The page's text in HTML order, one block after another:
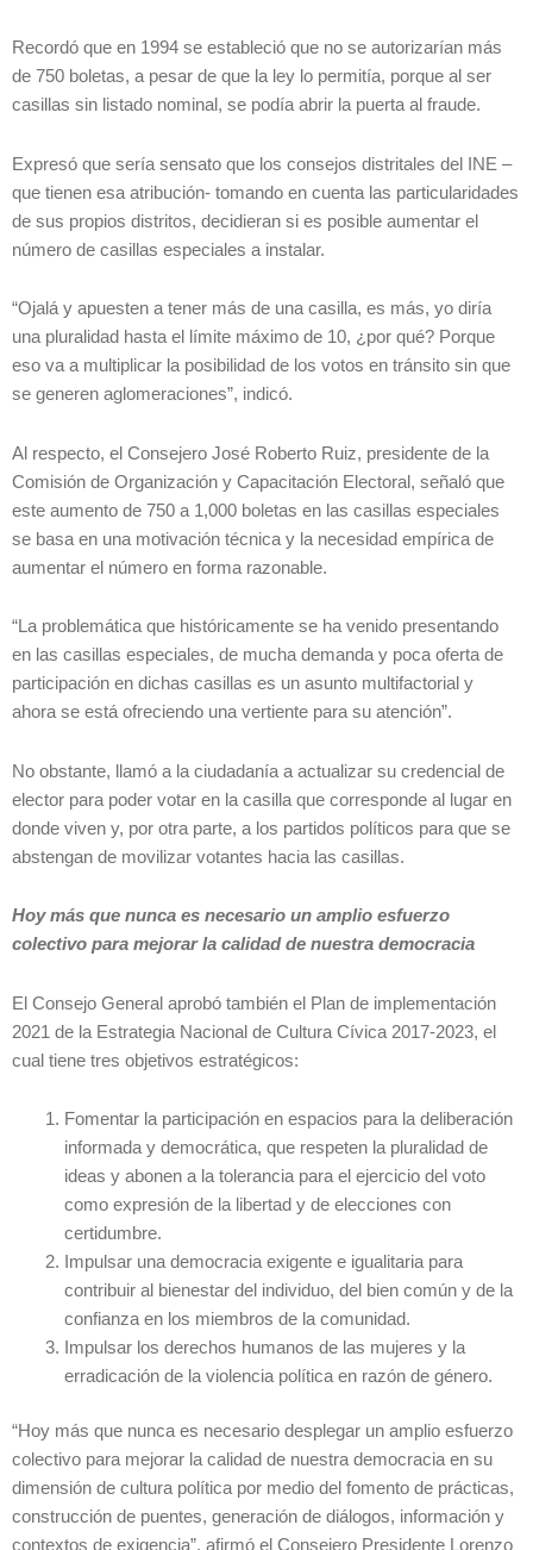
Recordó que en 1994 se estableció que no se autorizarían más
de 750 boletas, a pesar de que la ley lo permitía, porque al ser
casillas sin listado nominal, se podía abrir la puerta al fraude.
Expresó que sería sensato que los consejos distritales del INE –
que tienen esa atribución- tomando en cuenta las particularidades
de sus propios distritos, decidieran si es posible aumentar el
número de casillas especiales a instalar.
“Ojalá y apuesten a tener más de una casilla, es más, yo diría
una pluralidad hasta el límite máximo de 10, ¿por qué? Porque
eso va a multiplicar la posibilidad de los votos en tránsito sin que
se generen aglomeraciones”, indicó.
Al respecto, el Consejero José Roberto Ruiz, presidente de la
Comisión de Organización y Capacitación Electoral, señaló que
este aumento de 750 a 1,000 boletas en las casillas especiales
se basa en una motivación técnica y la necesidad empírica de
aumentar el número en forma razonable.
“La problemática que históricamente se ha venido presentando
en las casillas especiales, de mucha demanda y poca oferta de
participación en dichas casillas es un asunto multifactorial y
ahora se está ofreciendo una vertiente para su atención”.
No obstante, llamó a la ciudadanía a actualizar su credencial de
elector para poder votar en la casilla que corresponde al lugar en
donde viven y, por otra parte, a los partidos políticos para que se
abstengan de movilizar votantes hacia las casillas.
Hoy más que nunca es necesario un amplio esfuerzo
colectivo para mejorar la calidad de nuestra democracia
El Consejo General aprobó también el Plan de implementación
2021 de la Estrategia Nacional de Cultura Cívica 2017-2023, el
cual tiene tres objetivos estratégicos:
Fomentar la participación en espacios para la deliberación
informada y democrática, que respeten la pluralidad de
ideas y abonen a la tolerancia para el ejercicio del voto
como expresión de la libertad y de elecciones con
certidumbre.
Impulsar una democracia exigente e igualitaria para
contribuir al bienestar del individuo, del bien común y de la
confianza en los miembros de la comunidad.
Impulsar los derechos humanos de las mujeres y la
erradicación de la violencia política en razón de género.
“Hoy más que nunca es necesario desplegar un amplio esfuerzo
colectivo para mejorar la calidad de nuestra democracia en su
dimensión de cultura política por medio del fomento de prácticas,
construcción de puentes, generación de diálogos, información y
contextos de exigencia”, afirmó el Consejero Presidente Lorenzo